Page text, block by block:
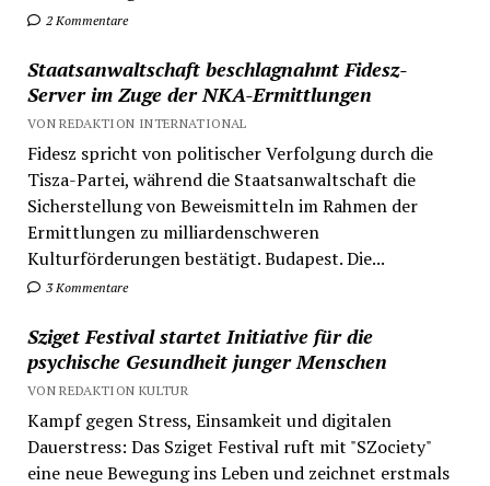
2 Kommentare
Staatsanwaltschaft beschlagnahmt Fidesz-
Server im Zuge der NKA-Ermittlungen
VON REDAKTION INTERNATIONAL
Fidesz spricht von politischer Verfolgung durch die
Tisza-Partei, während die Staatsanwaltschaft die
Sicherstellung von Beweismitteln im Rahmen der
Ermittlungen zu milliardenschweren
Kulturförderungen bestätigt. Budapest. Die...
3 Kommentare
Sziget Festival startet Initiative für die
psychische Gesundheit junger Menschen
VON REDAKTION KULTUR
Kampf gegen Stress, Einsamkeit und digitalen
Dauerstress: Das Sziget Festival ruft mit "SZociety"
eine neue Bewegung ins Leben und zeichnet erstmals